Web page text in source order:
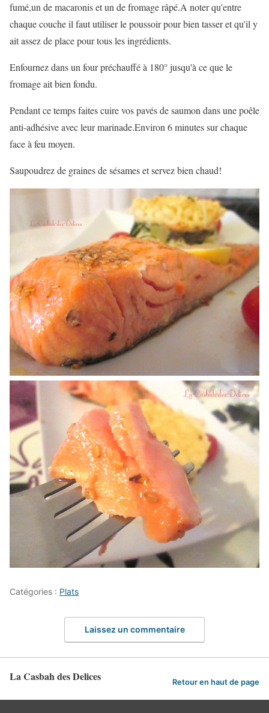
fumé,un de macaronis et un de fromage râpé.A noter qu'entre
chaque couche il faut utiliser le poussoir pour bien tasser et qu'il y
ait assez de place pour tous les ingrédients.
Enfournez dans un four préchauffé à 180° jusqu'à ce que le
fromage ait bien fondu.
Pendant ce temps faites cuire vos pavés de saumon dans une poêle
anti-adhésive avec leur marinade.Environ 6 minutes sur chaque
face à feu moyen.
Saupoudrez de graines de sésames et servez bien chaud!
Catégories : Plats
Laissez un commentaire
La Casbah des Delices Retour en haut de page